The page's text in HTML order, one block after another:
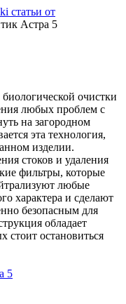
статьи от
Астра 5
очистки
любых проблем с
на загородном
эта технология,
изделии.
стоков и удаления
фильтры, которые
любые
характера и сделают
безопасным для
обладает
стоит остановиться